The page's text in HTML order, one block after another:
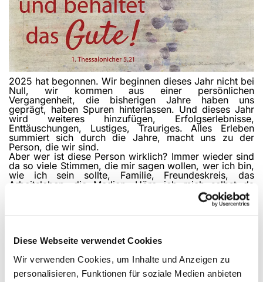
Diese Webseite verwendet Cookies
Wir verwenden Cookies, um Inhalte und Anzeigen zu
personalisieren, Funktionen für soziale Medien anbieten
2025 hat begonnen. Wir beginnen dieses Jahr nicht bei
Null, wir kommen aus einer persönlichen
Vergangenheit, die bisherigen Jahre haben uns
geprägt, haben Spuren hinterlassen. Und dieses Jahr
wird weiteres hinzufügen, Erfolgs­erlebnisse,
Enttäuschungen, Lustiges, Trauriges. Alles Erleben
summiert sich durch die Jahre, macht uns zu der
Person, die wir sind.
Aber wer ist diese Person wirklich? Immer wieder sind
da so viele Stimmen, die mir sagen wollen, wer ich bin,
wie ich sein sollte, Familie, Freundeskreis, das
Arbeitsleben, die Medien. Höre ich mich selbst da
Man kann nicht auf alle hören, dann verliert man sich
selbst. Man kann aber auch nicht auf niemanden hören
man hören und wie am besten entscheiden? Die
2025, gibt einen klugen Rat: Prüft alles, und behaltet
das Gute. Alles prüfen, nichts einfach unhinterfragt
annehmen. Aber auch das, was gut ist, nicht am Rand